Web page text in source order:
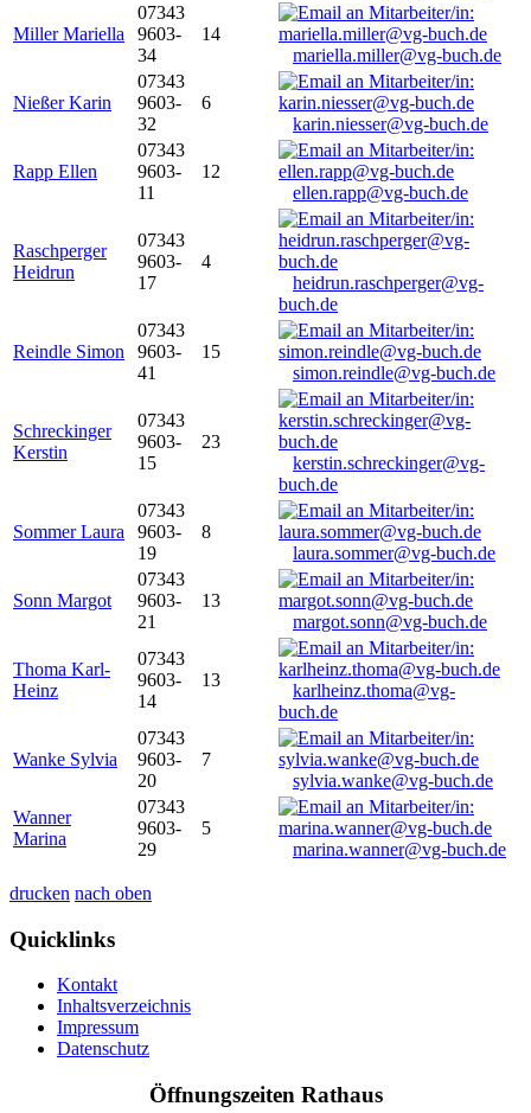
Miller Mariella
07343
9603-
34
14
mariella.miller@vg-buch.de
Nießer Karin
07343
9603-
32
6
karin.niesser@vg-buch.de
Rapp Ellen
07343
9603-
11
12
ellen.rapp@vg-buch.de
Raschperger
Heidrun
07343
9603-
17
4
heidrun.raschperger@vg-
buch.de
Reindle Simon
07343
9603-
41
15
simon.reindle@vg-buch.de
Schreckinger
Kerstin
07343
9603-
15
23
kerstin.schreckinger@vg-
buch.de
Sommer Laura
07343
9603-
19
8
laura.sommer@vg-buch.de
Sonn Margot
07343
9603-
21
13
margot.sonn@vg-buch.de
Thoma Karl-
Heinz
07343
9603-
14
13
karlheinz.thoma@vg-
buch.de
Wanke Sylvia
07343
9603-
20
7
sylvia.wanke@vg-buch.de
Wanner
Marina
07343
9603-
29
5
marina.wanner@vg-buch.de
drucken nach oben
Quicklinks
Kontakt
Inhaltsverzeichnis
Impressum
Datenschutz
Öffnungszeiten Rathaus